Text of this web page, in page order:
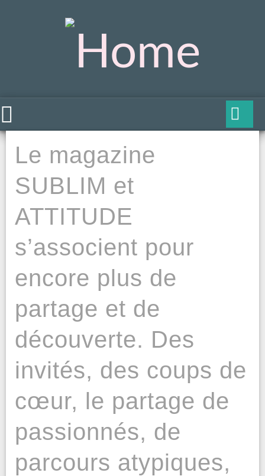
Le magazine
SUBLIM et
ATTITUDE
s’associent pour
encore plus de
partage et de
découverte. Des
invités, des coups de
cœur, le partage de
passionnés, de
parcours atypiques,